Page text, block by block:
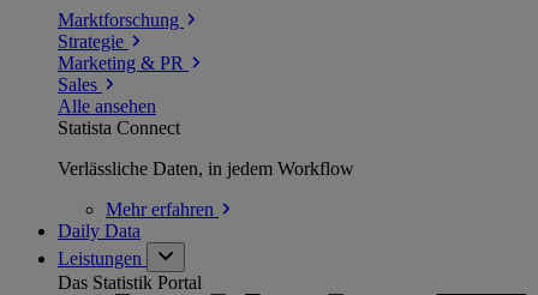
Marktforschung
Strategie
Marketing & PR
Sales
Alle ansehen
Statista Connect
Verlässliche Daten, in jedem Workflow
Mehrerfahren
Daily Data
Leistungen
Das Statistik Portal